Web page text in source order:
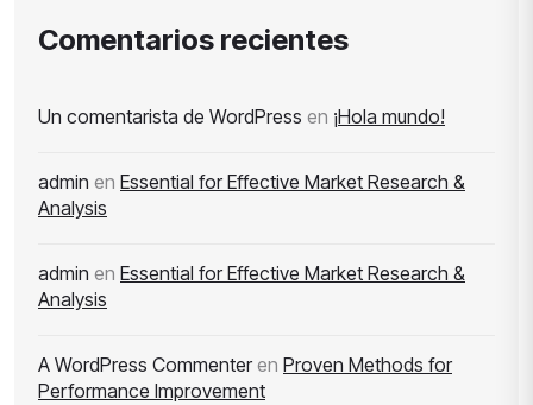
Comentarios recientes
Un comentarista de WordPress en ¡Hola mundo!
admin en Essential for Effective Market Research &
Analysis
admin en Essential for Effective Market Research &
Analysis
A WordPress Commenter en Proven Methods for
Performance Improvement